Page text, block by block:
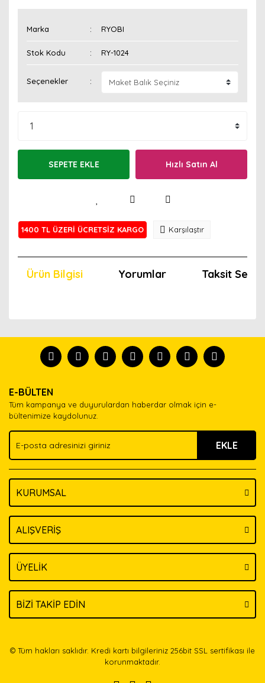
Marka RYOBI
Stok Kodu RY-1024
Seçenekler
SEPETE EKLE Hızlı Satın Al
1400 TL ÜZERİ ÜCRETSİZ KARGO Karşılaştır
Ürün Bilgisi Yorumlar Taksit
tanısın.
formunu kullanarak tarafımıza iletebilirsiniz.
Görüş ve önerileriniz için teşekkür ederiz.
Ürün açıklamasında eksik bilgiler bulunuyor.
Ürün bilgilerinde hatalar bulunuyor.
Ürün fiyatı diğer sitelerden daha pahalı.
Bu ürüne benzer farklı alternatifler olmalı.
E-BÜLTEN
Tüm kampanya ve duyurulardan haberdar olmak için e-
bültenimize kaydolunuz.
EKLE
KURUMSAL
ALIŞVERİŞ
ÜYELİK
BİZİ TAKİP EDİN
© Tüm hakları saklıdır. Kredi kartı bilgileriniz 256bit SSL sertifikası ile
korunmaktadır.